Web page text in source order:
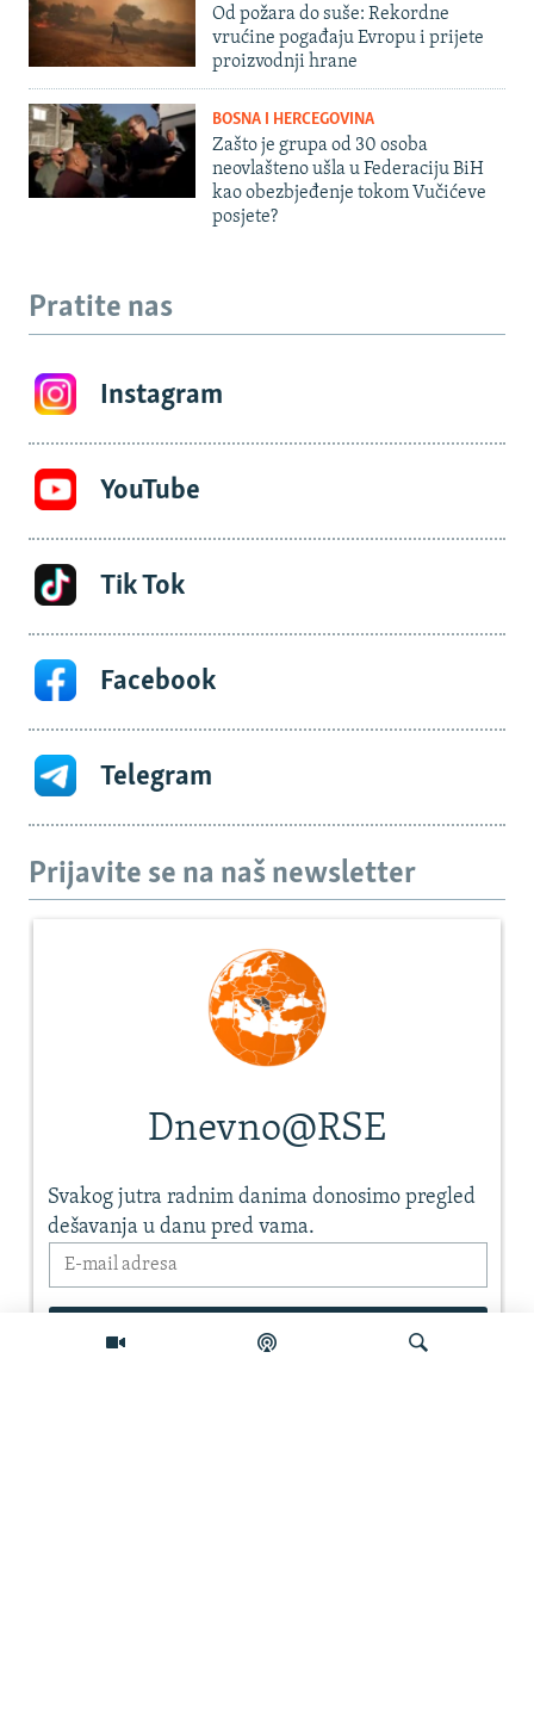
Od požara do suše: Rekordne
vrućine pogađaju Evropu i prijete
proizvodnji hrane
BOSNA I HERCEGOVINA
Zašto je grupa od 30 osoba
neovlašteno ušla u Federaciju BiH
kao obezbjeđenje tokom Vučićeve
posjete?
Pratite nas
Instagram
YouTube
Tik Tok
Facebook
Telegram
Prijavite se na naš newsletter